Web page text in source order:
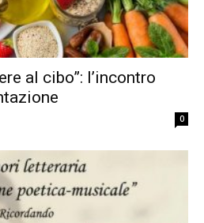
al cibo”: l’incontro
0